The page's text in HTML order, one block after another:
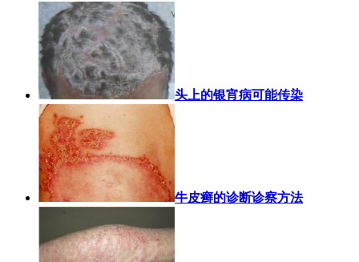
头上的银宵病可能传染
牛皮癣的诊断诊察方法